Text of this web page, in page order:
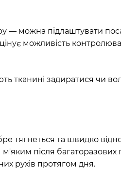
— можна підлаштувати
можливість
задиратися чи
та швидко
після
рухів протягом дня.